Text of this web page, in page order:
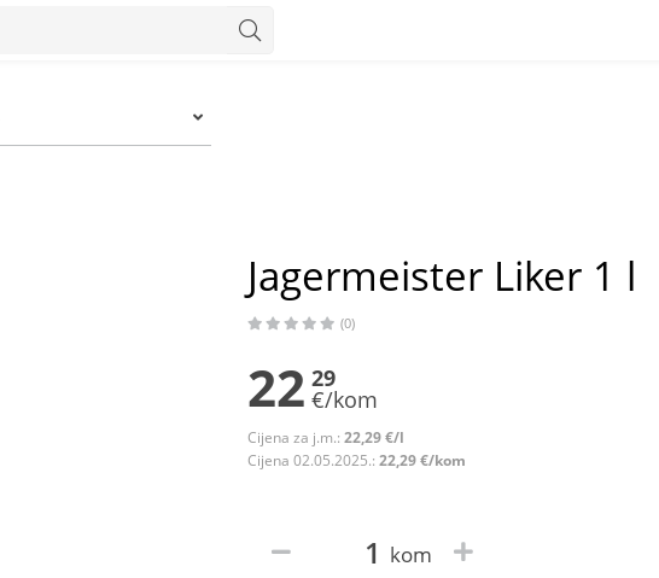
Jagermeister Liker 1 l
(0)
22 29
€/kom
Cijena za j.m.: 22,29 €/l
Cijena 02.05.2025.: 22,29 €/kom
kom